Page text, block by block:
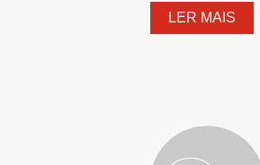
LER MAIS